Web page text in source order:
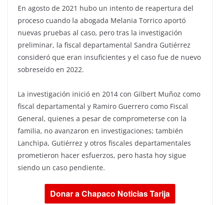
En agosto de 2021 hubo un intento de reapertura del
proceso cuando la abogada Melania Torrico aportó
nuevas pruebas al caso, pero tras la investigación
preliminar, la fiscal departamental Sandra Gutiérrez
consideró que eran insuficientes y el caso fue de nuevo
sobreseído en 2022.
La investigación inició en 2014 con Gilbert Muñoz como
fiscal departamental y Ramiro Guerrero como Fiscal
General, quienes a pesar de comprometerse con la
familia, no avanzaron en investigaciones; también
Lanchipa, Gutiérrez y otros fiscales departamentales
prometieron hacer esfuerzos, pero hasta hoy sigue
siendo un caso pendiente.